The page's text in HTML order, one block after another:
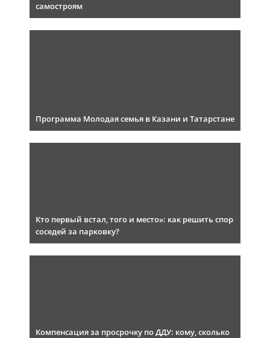
самостроям
Программа Молодая семья в Казани и Татарстане
Кто первый встал, того и место»: как решить спор
соседей за парковку?
Компенсация за просрочку по ДДУ: кому, сколько